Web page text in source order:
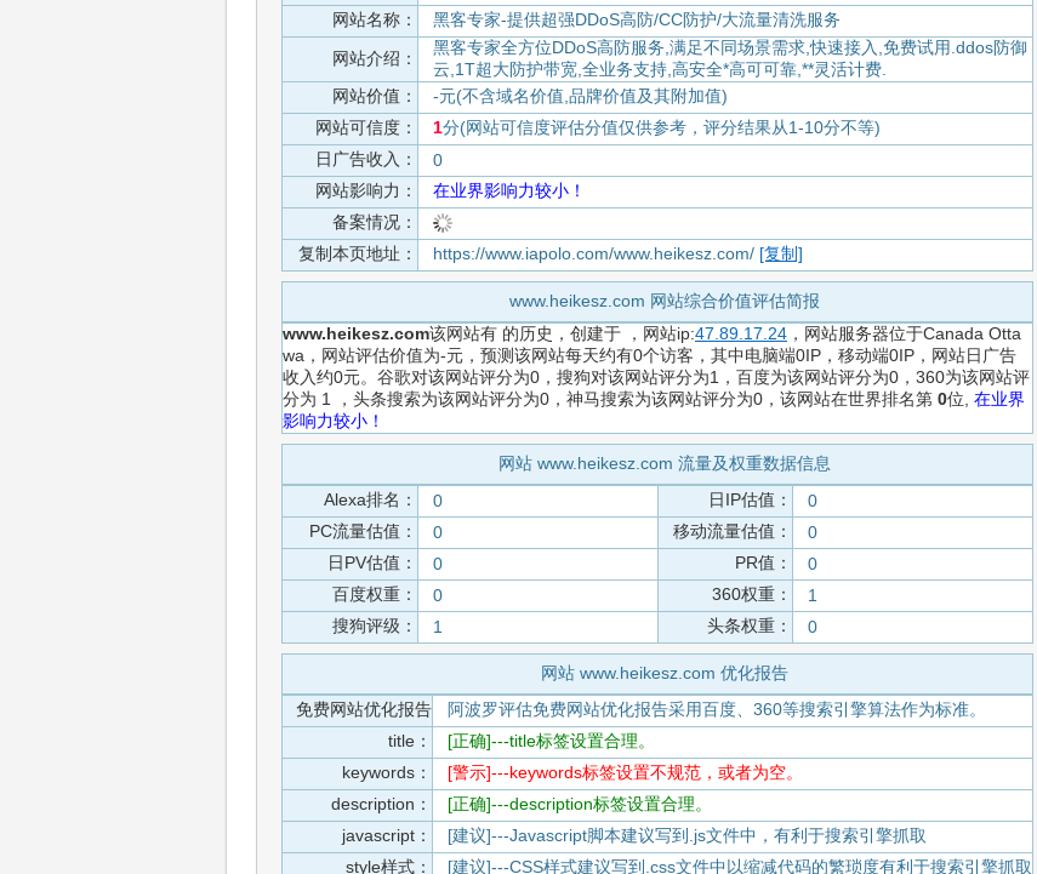
网站名称：
黑客专家-提供超强DDoS高防/CC防护/大流量清洗服务
网站介绍：
黑客专家全方位DDoS高防服务,满足不同场景需求,快速接入,免费试用.ddos防御
云,1T超大防护带宽,全业务支持,高安全*高可可靠,**灵活计费.
网站价值：
-元(不含域名价值,品牌价值及其附加值)
网站可信度：
1分(网站可信度评估分值仅供参考，评分结果从1-10分不等)
日广告收入：
0
网站影响力：
在业界影响力较小！
备案情况：
复制本页地址：
https://www.iapolo.com/www.heikesz.com/ [复制]
www.heikesz.com 网站综合价值评估简报
www.heikesz.com该网站有 的历史，创建于 ，网站ip:47.89.17.24 ，网站服务器位于Canada Otta
wa，网站评估价值为-元，预测该网站每天约有0个访客，其中电脑端0IP，移动端0IP，网站日广告
收入约0元。谷歌对该网站评分为0，搜狗对该网站评分为1，百度为该网站评分为0，360为该网站评
分为 1 ，头条搜索为该网站评分为0，神马搜索为该网站评分为0，该网站在世界排名第 0位, 在业界
影响力较小！
网站 www.heikesz.com 流量及权重数据信息
Alexa排名：
0 日IP估值：
0
PC流量估值：
0 移动流量估值：
0
日PV估值：
0 PR值：
0
百度权重：
0 360权重：
1
搜狗评级：
1 头条权重： 0
网站 www.heikesz.com 优化报告
免费网站优化报告
阿波罗评估免费网站优化报告采用百度、360等搜索引擎算法作为标准。
title：
[正确]---title标签设置合理。
keywords：
[警示]---keywords标签设置不规范，或者为空。
description：
[正确]---description标签设置合理。
javascript：
[建议]---Javascript脚本建议写到.js文件中，有利于搜索引擎抓取
style样式：
[建议]---CSS样式建议写到.css文件中以缩减代码的繁琐度有利于搜索引擎抓取